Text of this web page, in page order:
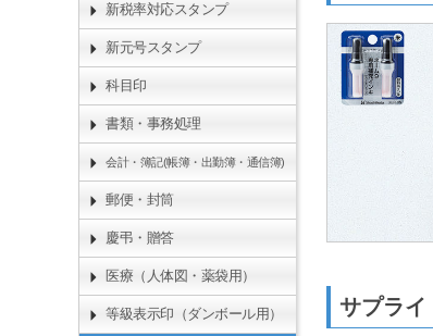
サプライ
新税率対応スタンプ
新元号スタンプ
科目印
書類・事務処理
会計・簿記(帳簿・出勤簿・通信簿)
郵便・封筒
慶弔・贈答
医療（人体図・薬袋用）
等級表示印（ダンボール用）